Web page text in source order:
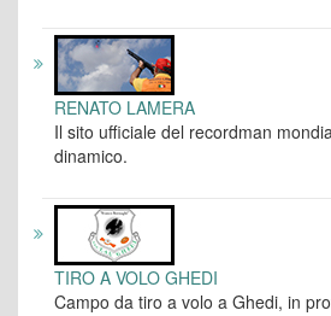
RENATO LAMERA
Il sito ufficiale del recordman
dinamico.
TIRO A VOLO GHEDI
Campo da tiro a volo a Ghedi, in